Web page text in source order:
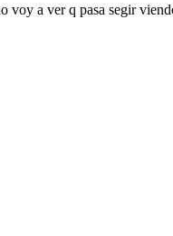
voy a ver q pasa segir